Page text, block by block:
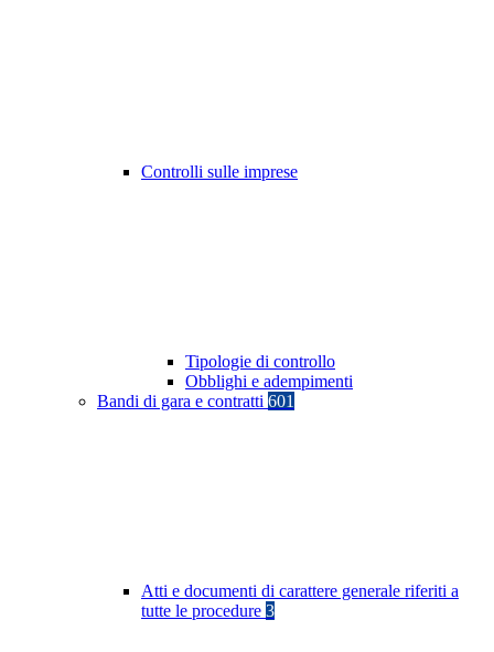
Controlli sulle imprese
Tipologie di controllo
Obblighi e adempimenti
Bandi di gara e contratti 601
Atti e documenti di carattere generale riferiti a
tutte le procedure 3